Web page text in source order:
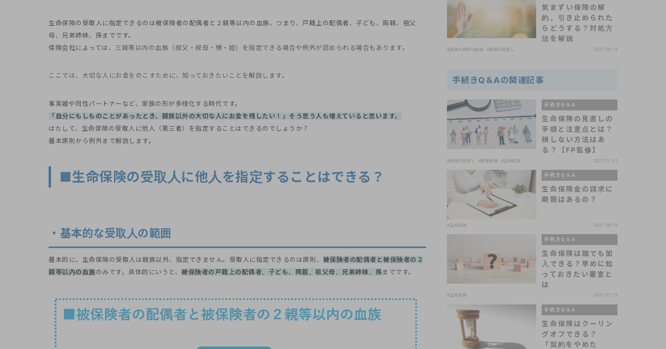
生命保険の受取人に指定できるのは被保険者の配偶者と２親等以内の血族、つまり、戸籍上の配偶者、子ども、両親、祖父
母、兄弟姉妹、孫までです。
保険会社によっては、
三親等以内の血族（叔父・叔母・甥・姪）を指定できる場合や例外が認められる場合もあります。
ここでは、大切な人にお金をのこすために、知っておきたいことを解説します。
事実婚や同性パートナーなど、家族の形が多様化する時代です。
「自分にもしものことがあったとき、親族以外の大切な人にお金を残したい！」そう思う人も増えていると思います。
はたして、生命保険の受取人に他人（第三者）を指定することはできるのでしょうか？
基本原則から例外まで解説します。
■生命保険の受取人に他人を指定することはできる？
・基本的な受取人の範囲
基本的に、生命保険の受取人は親族以外、指定できません。受取人に指定できるのは原則、 被保険者の配偶者と被保険者の２
親等以内の血族のみです。具体的にいうと、 被保険者の戸籍上の配偶者、子ども、両親、祖父母、兄弟姉妹、孫 までです。
気まずい保険の解
約。引き止められた
らどうする？対処方
法を解説
#保険の世界は複雑 #保険の見直し 2021.08.19
手続きQ＆Aの関連記事
手続きQ＆A
生命保険の見直しの
手順と注意点とは？
損しない方法はあ
る？【FP監修】
#保険の見直し #医療保険 #生命保険 2023.11.22
手続きQ＆A
生命保険金の請求に
期限はあるの？
#生命保険 2021.08.18
手続きQ＆A
生命保険は誰でも加
入できる？早めに知
っておきたい審査と
は
#生命保険 2021.07.29
手続きQ＆A
生命保険はクーリン
グオフできる？
「契約をやめた